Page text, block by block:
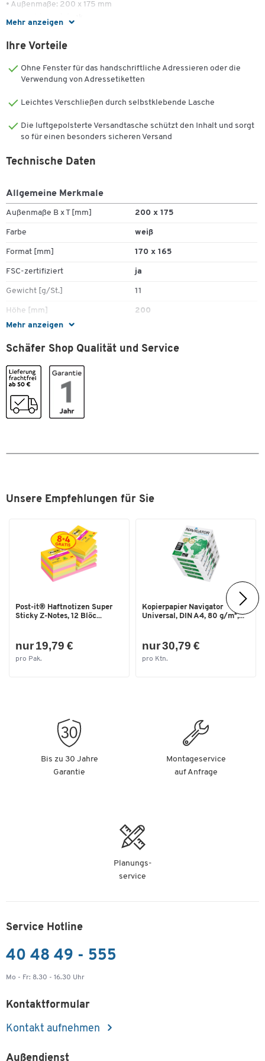
Mehr anzeigen
• Außenmaße: 200 x 175 mm
• Gewicht: 11 g/Stück
Ihre Vorteile
Ohne Fenster für das handschriftliche Adressieren oder die
Verwendung von Adressetiketten
Leichtes Verschließen durch selbstklebende Lasche
Die luftgepolsterte Versandtasche schützt den Inhalt und sorgt
so für einen besonders sicheren Versand
Mehr anzeigen
Technische Daten
Allgemeine Merkmale
Außenmaße B x T [mm] 200 x 175
Farbe weiß
Format [mm] 170 x 165
FSC-zertifiziert ja
Gewicht [g/St.] 11
Höhe [mm] 200
Innenmaße B x T [mm]
Klebung selbstklebend
Länge [mm]
Material
Recyclebar
Forstwirtschaft
Breite [mm]
Grammatur [g/m²]
Innenmaße [mm] 170 x 165 (f. CDs/DVDs)
Schäfer Shop Qualität und Service
Unsere Empfehlungen für Sie
Post-it® Haftnotizen Super
Sticky Z-Notes, 12 Blöc...
nur 19,79 €
pro Pak.
Kopierpapier Navigator
Universal, DIN A4, 80 g/m²,...
nur 30,79 €
pro Ktn.
Bis zu 30 Jahre
Garantie
Montageservice
auf Anfrage
Planungs-
service
Service Hotline
40 48 49 - 555
Mo - Fr: 8.30 - 16.30 Uhr
Kontaktformular
Kontakt aufnehmen
Außendienst